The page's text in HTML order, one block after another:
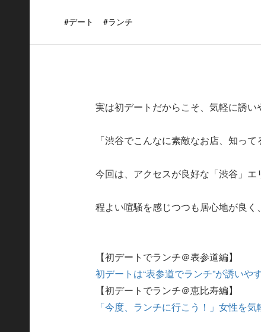
#デート #ランチ
実は初デートだからこそ、気軽に誘い
「渋谷でこんなに素敵なお店、知っ
今回は、アクセスが良好な「渋谷」エ
程よい喧騒を感じつつも居心地が良く
【初デートでランチ＠表参道編】
初デートは“表参道でランチ”が誘い
【初デートでランチ＠恵比寿編】
「今度、ランチに行こう！」女性を